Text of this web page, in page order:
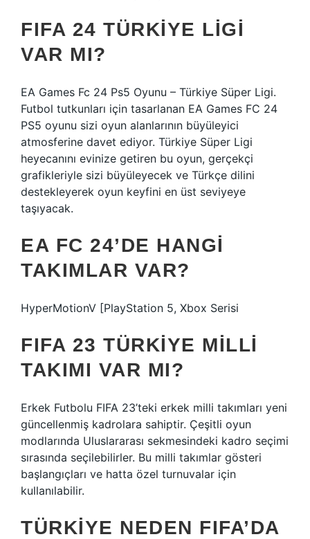
FIFA 24 TÜRKIYE LIGI
VAR MI?
EA Games Fc 24 Ps5 Oyunu – Türkiye Süper Ligi.
Futbol tutkunları için tasarlanan EA Games FC 24
PS5 oyunu sizi oyun alanlarının büyüleyici
atmosferine davet ediyor. Türkiye Süper Ligi
heyecanını evinize getiren bu oyun, gerçekçi
grafikleriyle sizi büyüleyecek ve Türkçe dilini
destekleyerek oyun keyfini en üst seviyeye
taşıyacak.
EA FC 24’DE HANGI
TAKIMLAR VAR?
HyperMotionV [PlayStation 5, Xbox Serisi
FIFA 23 TÜRKIYE MILLI
TAKIMI VAR MI?
Erkek Futbolu FIFA 23’teki erkek milli takımları yeni
güncellenmiş kadrolara sahiptir. Çeşitli oyun
modlarında Uluslararası sekmesindeki kadro seçimi
sırasında seçilebilirler. Bu milli takımlar gösteri
başlangıçları ve hatta özel turnuvalar için
kullanılabilir.
TÜRKIYE NEDEN FIFA’DA